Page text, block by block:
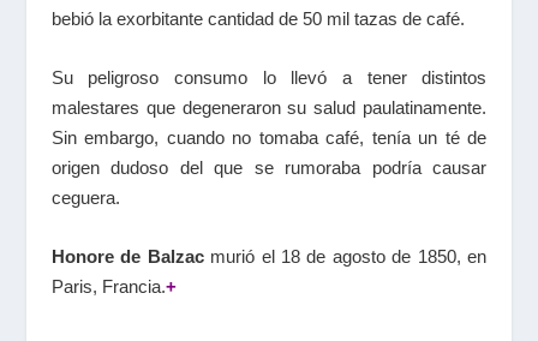
bebió la exorbitante cantidad de 50 mil tazas de café.
Su peligroso consumo lo llevó a tener distintos
malestares que degeneraron su salud paulatinamente.
Sin embargo, cuando no tomaba café, tenía un té de
origen dudoso del que se rumoraba podría causar
ceguera.
Honore de Balzacmurió el 18 de agosto de 1850, en
Paris, Francia.+